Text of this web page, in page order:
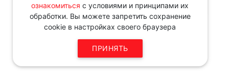
ПОИСК
ознакомиться с условиями и принципами их
обработки. Вы можете запретить сохранение
cookie в настройках своего браузера
ПРИНЯТЬ
Звоните по телефону в рабочие
дни с 9:00 до 18:00
8 343 287 51 45